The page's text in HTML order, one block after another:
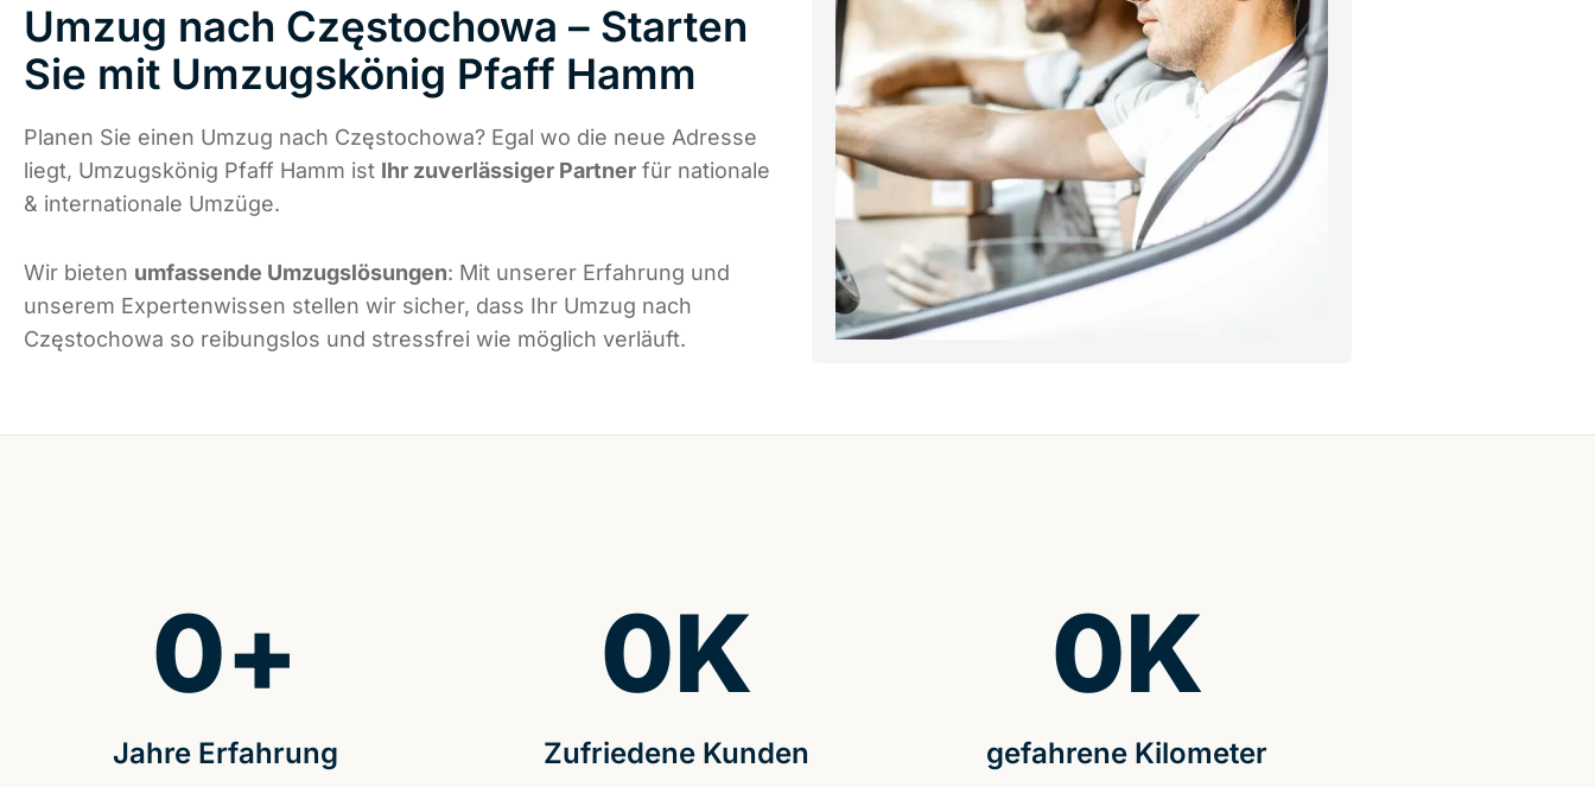
Umzug nach Częstochowa – Starten
Sie mit Umzugskönig Pfaff Hamm
Planen Sie einen Umzug nach Częstochowa? Egal wo die neue Adresse
liegt, Umzugskönig Pfaff Hamm ist Ihr zuverlässiger Partner für nationale
& internationale Umzüge.
Wir bieten umfassende Umzugslösungen: Mit unserer Erfahrung und
unserem Expertenwissen stellen wir sicher, dass Ihr Umzug nach
Częstochowa so reibungslos und stressfrei wie möglich verläuft.
Jahre Erfahrung
0+
Zufriedene Kunden
0K
gefahrene Kilometer
0K